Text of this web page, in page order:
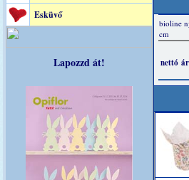
Esküvő
Lapozzd át!